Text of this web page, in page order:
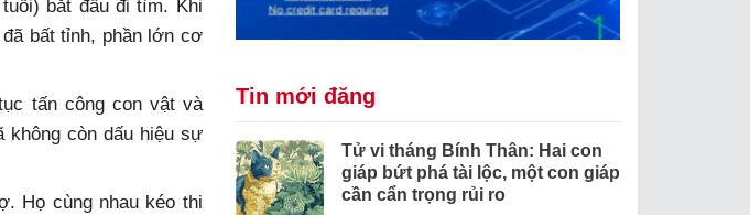
bắt đầu đi tìm. Khi
bất tỉnh, phần lớn cơ
tấn công con vật và
còn dấu hiệu sự
Họ cùng nhau kéo thi
Tin mới đăng
Tử vi tháng Bính Thân: Hai con
giáp bứt phá tài lộc, một con giáp
cần cẩn trọng rủi ro